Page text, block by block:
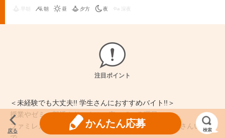
朝 昼 夕方 夜 深夜
注目ポイント
＜未経験でも大丈夫!! 学生さんにおすすめバイト!!＞
授業やゼミ、部活やサークルの空いている曜日に
ファミレスで働きませんか!? 同年代のスタッフもたくさんいるの
戻る
かんたん応募
検索